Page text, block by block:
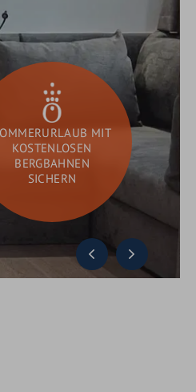
MIT
KOSTENLOSEN
BERGBAHNEN
SICHERN
GUTSCHEINE
SCHENKEN
DAY SPA
Suchen